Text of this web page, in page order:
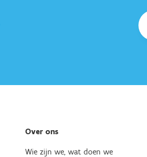
Over ons
Wie zijn we, wat doen we